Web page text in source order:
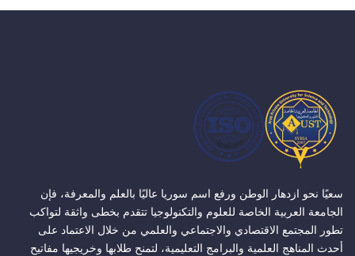
سعيًا نحو ازدهار الوطن ورفع اسم سوريا عاليًا بالعلم والمعرفة، فإن
الجامعة العربية الخاصة للعلوم والتكنولوجيا تتقدم بخطى واثقة لتواكب
تطور المجتمع الاقتصادي والاجتماعي والعلمي من خلال الاعتماد على
أحدث المناهج العلمية والبرامج التعليمية، لتمنح طلابها وخريجيها مفاتيح